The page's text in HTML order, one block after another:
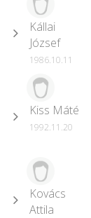
Kállai
József
1986.10.11
Kiss Máté
1992.11.20
Kovács
Attila